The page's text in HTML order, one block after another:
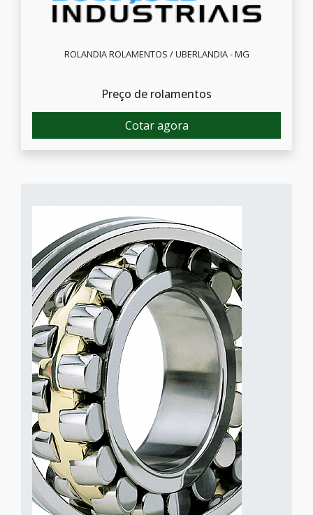
ROLANDIA ROLAMENTOS / UBERLANDIA - MG
Preço de rolamentos
Cotar agora